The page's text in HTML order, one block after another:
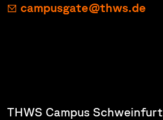
campusgate@thws.de
THWS Campus Schweinfurt